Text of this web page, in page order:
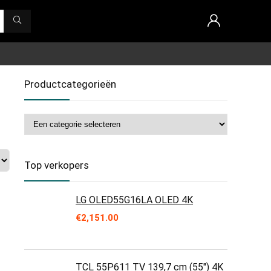
Productcategorieën
Top verkopers
LG OLED55G16LA OLED 4K
€2,151.00
TCL 55P611 TV 139,7 cm (55") 4K